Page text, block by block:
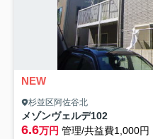
NEW
杉並区阿佐谷北
メゾンヴェルデ102
6.6万円 管理/共益費1,000円